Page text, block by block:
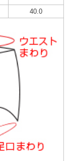
40.0